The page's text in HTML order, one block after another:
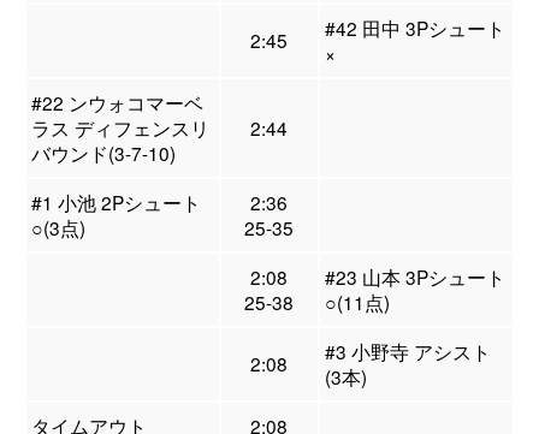
2:45
#42 田中 3Pシュート
×
#22 ンウォコマーベ
ラス ディフェンスリ
バウンド(3-7-10)
2:44
#1 小池 2Pシュート
○(3点)
2:36
25-35
2:08
25-38
#23 山本 3Pシュート
○(11点)
2:08
#3 小野寺 アシスト
(3本)
タイムアウト
2:08